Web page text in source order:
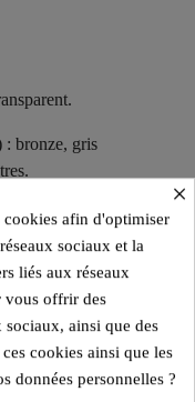
: bronze, gris
gris-bleu.
en PMMA
sont aussi
×
cookies afin d'optimiser
sociaux et la
liés aux réseaux
vous offrir des
sociaux, ainsi que des
cookies ainsi que les
données personnelles ?